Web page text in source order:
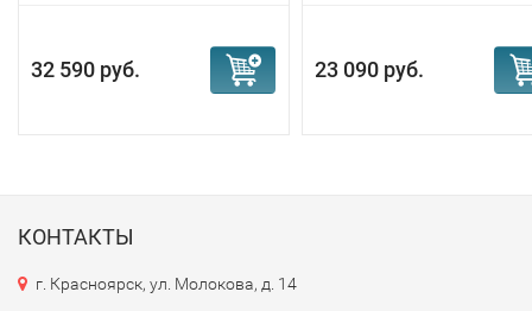
32 590 руб. 23 090 руб.
КОНТАКТЫ
г. Красноярск, ул. Молокова, д. 14